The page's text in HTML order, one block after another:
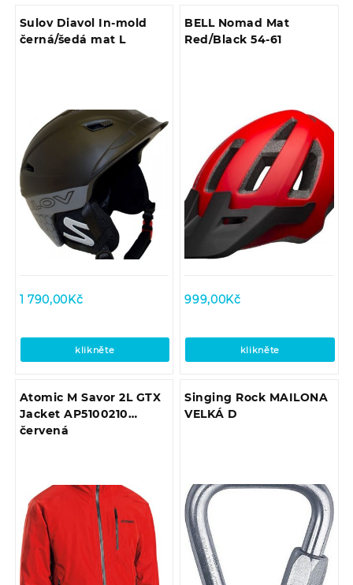
Sulov Diavol In-mold
černá/šedá mat L
1 790,00Kč
klikněte
BELL Nomad Mat
Red/Black 54-61
999,00Kč
klikněte
Atomic M Savor 2L GTX
Jacket AP5100210
červená
Singing Rock MAILONA
VELKÁ D